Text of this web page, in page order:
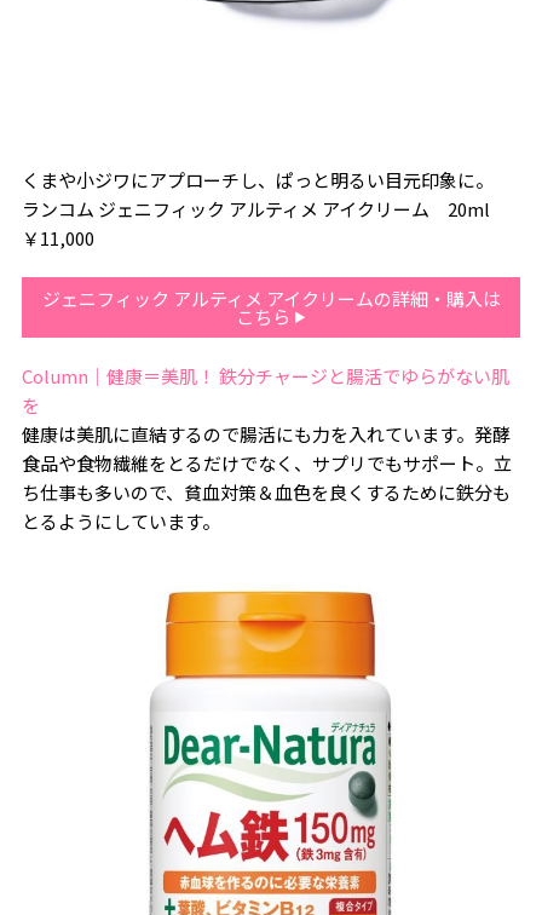
くまや小ジワにアプローチし、ぱっと明るい目元印象に。
ランコム ジェニフィック アルティメ アイクリーム 20ml
￥11,000
ジェニフィック アルティメ アイクリームの詳細・購入は
こちら
Column｜健康＝美肌！ 鉄分チャージと腸活でゆらがない肌
を
健康は美肌に直結するので腸活にも力を入れています。発酵
食品や食物繊維をとるだけでなく、サプリでもサポート。立
ち仕事も多いので、貧血対策＆血色を良くするために鉄分も
とるようにしています。